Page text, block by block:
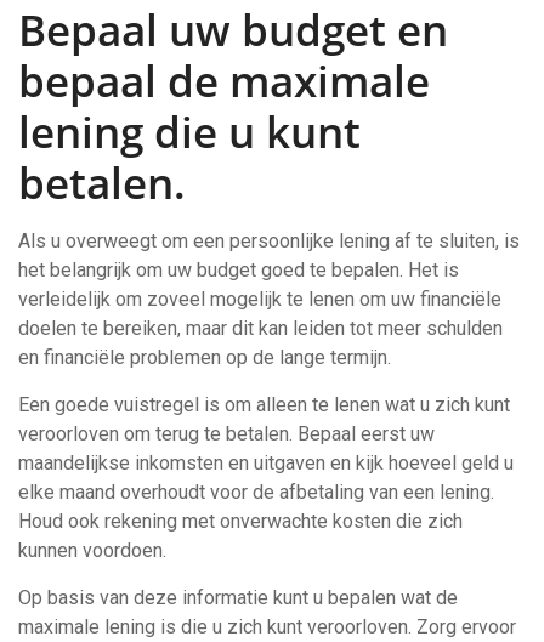
Bepaal uw budget en
bepaal de maximale
lening die u kunt
betalen.
Als u overweegt om een persoonlijke lening af te sluiten, is
het belangrijk om uw budget goed te bepalen. Het is
verleidelijk om zoveel mogelijk te lenen om uw financiële
doelen te bereiken, maar dit kan leiden tot meer schulden
en financiële problemen op de lange termijn.
Een goede vuistregel is om alleen te lenen wat u zich kunt
veroorloven om terug te betalen. Bepaal eerst uw
maandelijkse inkomsten en uitgaven en kijk hoeveel geld u
elke maand overhoudt voor de afbetaling van een lening.
Houd ook rekening met onverwachte kosten die zich
kunnen voordoen.
Op basis van deze informatie kunt u bepalen wat de
maximale lening is die u zich kunt veroorloven. Zorg ervoor